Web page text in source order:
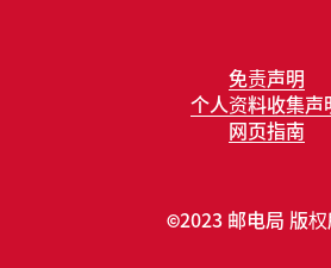
免责声明
个人资料收集声
网页指南
©2023 邮电局 版